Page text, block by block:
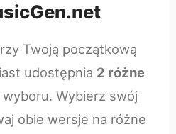
Twoją początkową
udostępnia 2 różne
wyboru. Wybierz swój
obie wersje na różne